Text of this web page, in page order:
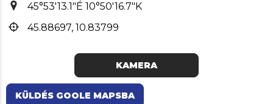
45°53'13.1"É 10°50'16.7"K
45.88697, 10.83799
KAMERA
KÜLDÉS GOOLE MAPSBA